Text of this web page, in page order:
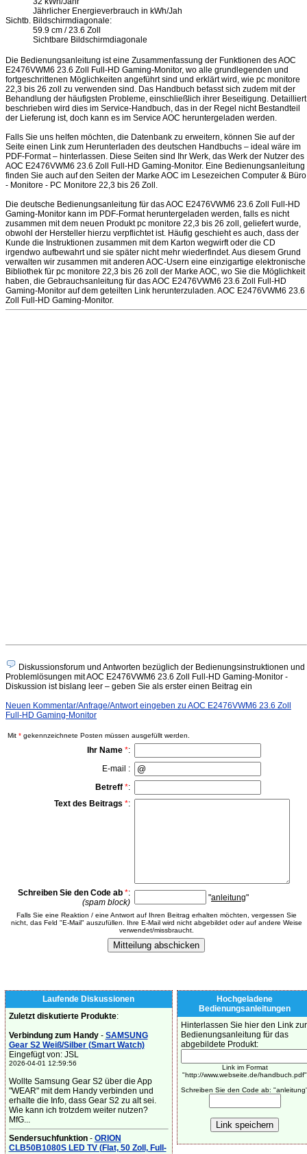
Jährlicher Energieverbrauch in kWh/Jah
Sichtb. Bildschirmdiagonale:
59.9 cm / 23.6 Zoll
Sichtbare Bildschirmdiagonale
Die Bedienungsanleitung ist eine Zusammenfassung der Funktionen des AOC
E2476VWM6 23.6 Zoll Full-HD Gaming-Monitor, wo alle grundlegenden und
fortgeschrittenen Möglichkeiten angeführt sind und erklärt wird, wie pc monitore
22,3 bis 26 zoll zu verwenden sind. Das Handbuch befasst sich zudem mit der
Behandlung der häufigsten Probleme, einschließlich ihrer Beseitigung. Detailliert
beschrieben wird dies im Service-Handbuch, das in der Regel nicht Bestandteil
der Lieferung ist, doch kann es im Service AOC heruntergeladen werden.
Falls Sie uns helfen möchten, die Datenbank zu erweitern, können Sie auf der
Seite einen Link zum Herunterladen des deutschen Handbuchs – ideal wäre im
PDF-Format – hinterlassen. Diese Seiten sind Ihr Werk, das Werk der Nutzer des
AOC E2476VWM6 23.6 Zoll Full-HD Gaming-Monitor. Eine Bedienungsanleitung
finden Sie auch auf den Seiten der Marke AOC im Lesezeichen Computer & Büro
- Monitore - PC Monitore 22,3 bis 26 Zoll.
Die deutsche Bedienungsanleitung für das AOC E2476VWM6 23.6 Zoll Full-HD
Gaming-Monitor kann im PDF-Format heruntergeladen werden, falls es nicht
zusammen mit dem neuen Produkt pc monitore 22,3 bis 26 zoll, geliefert wurde,
obwohl der Hersteller hierzu verpflichtet ist. Häufig geschieht es auch, dass der
Kunde die Instruktionen zusammen mit dem Karton wegwirft oder die CD
irgendwo aufbewahrt und sie später nicht mehr wiederfindet. Aus diesem Grund
verwalten wir zusammen mit anderen AOC-Usern eine einzigartige elektronische
Bibliothek für pc monitore 22,3 bis 26 zoll der Marke AOC, wo Sie die Möglichkeit
haben, die Gebrauchsanleitung für das AOC E2476VWM6 23.6 Zoll Full-HD
Gaming-Monitor auf dem geteilten Link herunterzuladen. AOC E2476VWM6 23.6
Zoll Full-HD Gaming-Monitor.
Diskussionsforum und Antworten bezüglich der Bedienungsinstruktionen und
Problemlösungen mit AOC E2476VWM6 23.6 Zoll Full-HD Gaming-Monitor -
Diskussion ist bislang leer – geben Sie als erster einen Beitrag ein
Neuen Kommentar/Anfrage/Antwort eingeben zu AOC E2476VWM6 23.6 Zoll
Full-HD Gaming-Monitor
Mit * gekennzeichnete Posten müssen ausgefüllt werden.
Ihr Name *:
E-mail :
Betreff *:
Text des Beitrags *:
Schreiben Sie den Code ab *:
(spam block)
"anleitung"
Falls Sie eine Reaktion / eine Antwort auf Ihren Beitrag erhalten möchten, vergessen Sie
nicht, das Feld "E-Mail" auszufüllen. Ihre E-Mail wird nicht abgebildet oder auf andere Weise
verwendet/missbraucht.
Laufende Diskussionen
Zuletzt diskutierte Produkte:
Verbindung zum Handy- SAMSUNG
Gear S2 Weiß/Silber (Smart Watch)
Eingefügt von: JSL
2026-04-01 12:59:56
Wollte Samsung Gear S2 über die App
"WEAR" mit dem Handy verbinden und
erhalte die Info, dass Gear S2 zu alt sei.
Wie kann ich trotzdem weiter nutzen?
MfG...
Sendersuchfunktion- ORION
CLB50B1080S LED TV (Flat, 50 Zoll, Full-
Hochgeladene
Bedienungsanleitungen
Hinterlassen Sie hier den Link zur
Bedienungsanleitung für das
abgebildete Produkt:
Link im Format
"http://www.webseite.de/handbuch.pdf"
Schreiben Sie den Code ab: